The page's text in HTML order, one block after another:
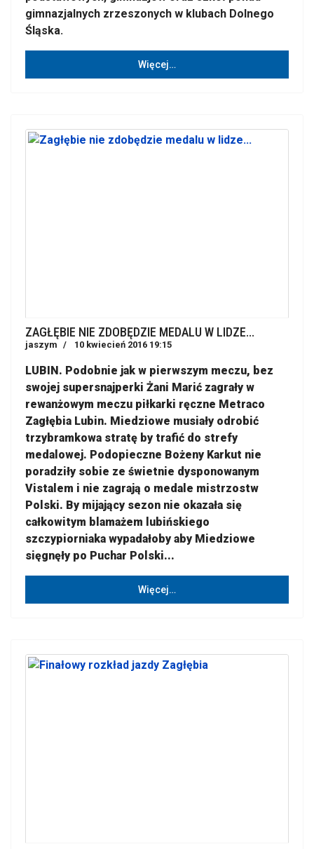
gimnazjalnych zrzeszonych w klubach Dolnego
Śląska.
Więcej…
ZAGŁĘBIE NIE ZDOBĘDZIE MEDALU W LIDZE...
jaszym 10 kwiecień 2016 19:15
LUBIN. Podobnie jak w pierwszym meczu, bez
swojej supersnajperki Żani Marić zagrały w
rewanżowym meczu piłkarki ręczne Metraco
Zagłębia Lubin. Miedziowe musiały odrobić
trzybramkowa stratę by trafić do strefy
medalowej. Podopieczne Bożeny Karkut nie
poradziły sobie ze świetnie dysponowanym
Vistalem i nie zagrają o medale mistrzostw
Polski. By mijający sezon nie okazała się
całkowitym blamażem lubińskiego
szczypiorniaka wypadałoby aby Miedziowe
sięgnęły po Puchar Polski...
Więcej…